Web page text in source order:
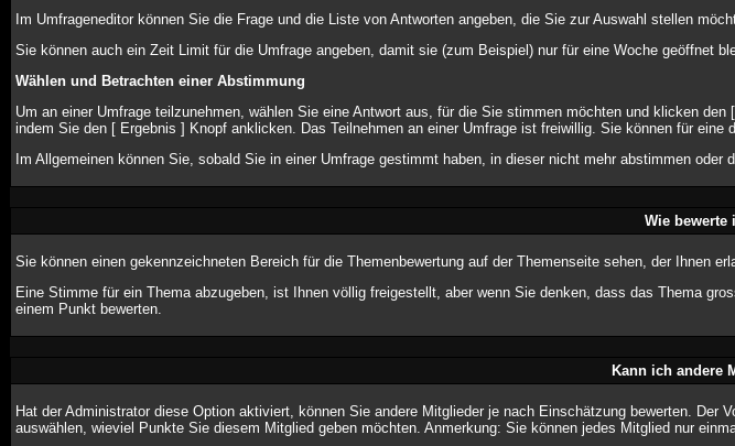
Im Umfrageneditor können Sie die Frage und die Liste von Antworten angeben, die Sie zur Auswahl stellen
Sie können auch ein Zeit Limit für die Umfrage angeben, damit sie (zum Beispiel) nur für eine Woche geöffnet
Wählen und Betrachten einer Abstimmung
Um an einer Umfrage teilzunehmen, wählen Sie eine Antwort aus, für die Sie stimmen möchten und klicken
indem Sie den [ Ergebnis ] Knopf anklicken. Das Teilnehmen an einer Umfrage ist freiwillig. Sie können für eine
Im Allgemeinen können Sie, sobald Sie in einer Umfrage gestimmt haben, in dieser nicht mehr abstimmen oder
Wie bewerte
Sie können einen gekennzeichneten Bereich für die Themenbewertung auf der Themenseite sehen, der Ihnen
Eine Stimme für ein Thema abzugeben, ist Ihnen völlig freigestellt, aber wenn Sie denken, dass das Thema
einem Punkt bewerten.
Kann ich andere
Hat der Administrator diese Option aktiviert, können Sie andere Mitglieder je nach Einschätzung bewerten.
auswählen, wieviel Punkte Sie diesem Mitglied geben möchten. Anmerkung: Sie können jedes Mitglied nur